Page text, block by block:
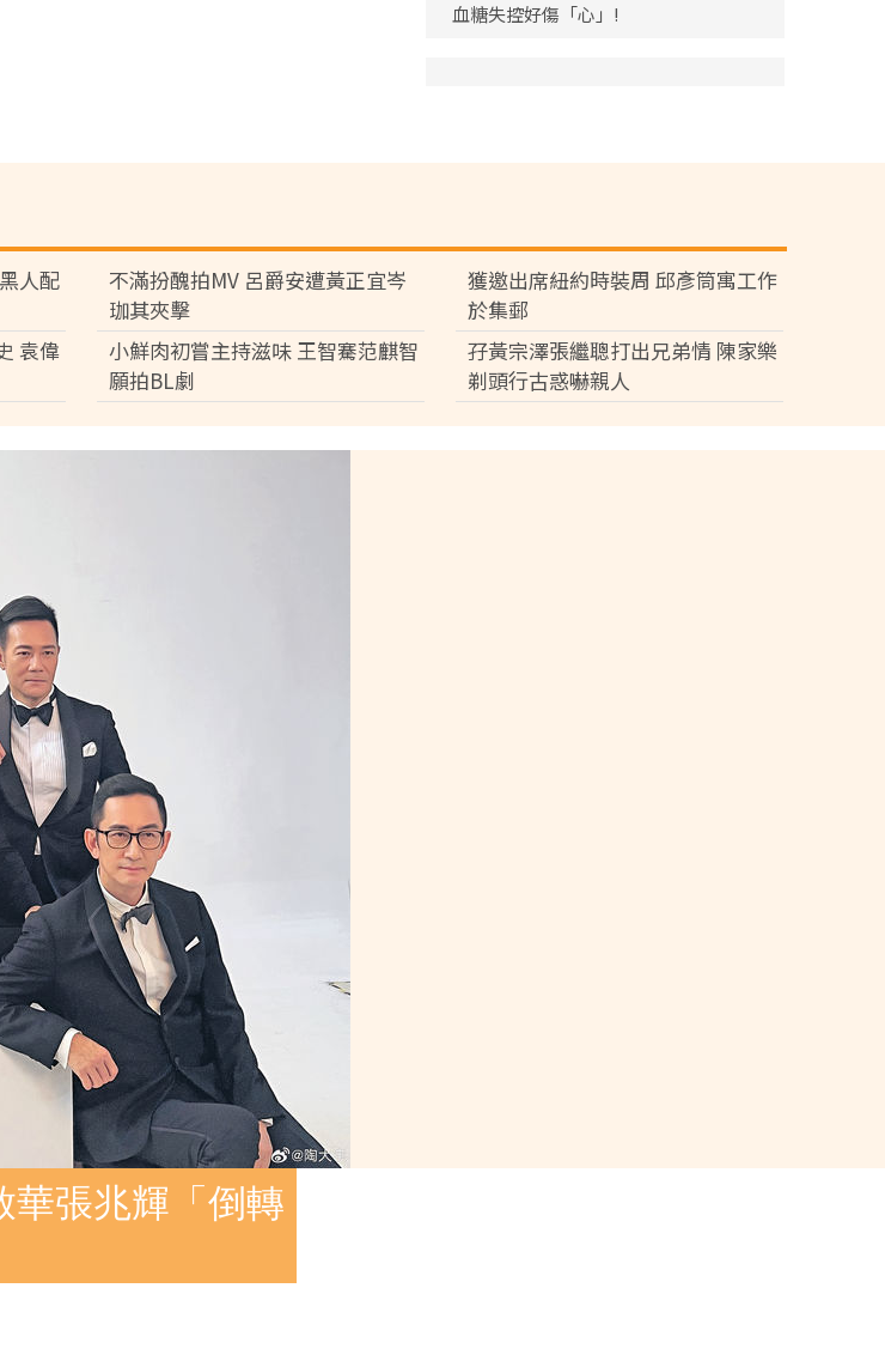
血糖失控好傷「心」!
人配
不滿扮醜拍MV 呂爵安遭黃正宜岑
珈其夾擊
獲邀出席紐約時裝周 邱彥筒寓工作
於集郵
袁偉
小鮮肉初嘗主持滋味 王智騫范麒智
願拍BL劇
孖黃宗澤張繼聰打出兄弟情 陳家樂
剃頭行古惑嚇親人
華張兆輝「倒轉